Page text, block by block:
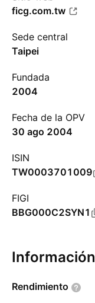
ficg.com.tw
Sede central
Taipei
Fundada
2004
Fecha de la OPV
30 ago 2004
ISIN
TW0003701009
FIGI
BBG000C2SYN1
Información
Rendimiento